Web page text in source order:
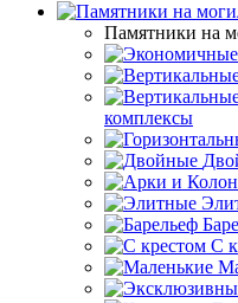
Памятники на
комплексы
С